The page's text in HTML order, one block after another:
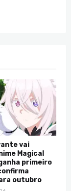
vai
Magical
primeiro
outubro